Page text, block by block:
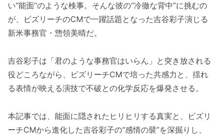
い“能面”のような検事。そんな彼の“冷徹な背中”に挑むの
が、ビズリーチのCMで一躍話題となった吉谷彩子演じる
新米事務官・惣領美晴だ。
吉谷彩子は「君のような事務官はいらん」と突き放される
役どころながら、ビズリーチCMで培った共感力と、揺れ
る表情が映える演技で不破との化学反応を爆発させる。
本記事では、能面に隠されたヒリヒリする真実と、ビズリ
ーチCMから進化した吉谷彩子の“感情の襞”を深掘りし、